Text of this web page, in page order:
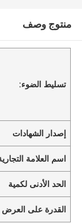
منتوج وصف
تسليط الضوء:
إصدار الشهادات
اسم العلامة
الحد الأدنى لكمية
القدرة على العرض